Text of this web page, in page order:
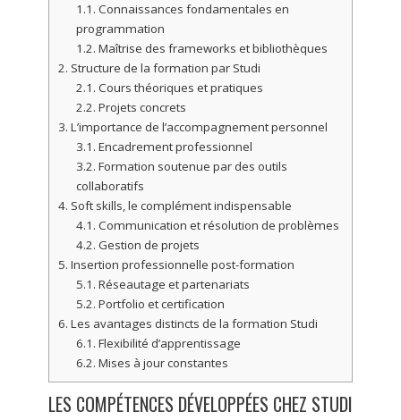
1.1. Connaissances fondamentales en
programmation
1.2. Maîtrise des frameworks et bibliothèques
2. Structure de la formation par Studi
2.1. Cours théoriques et pratiques
2.2. Projets concrets
3. L’importance de l’accompagnement personnel
3.1. Encadrement professionnel
3.2. Formation soutenue par des outils
collaboratifs
4. Soft skills, le complément indispensable
4.1. Communication et résolution de problèmes
4.2. Gestion de projets
5. Insertion professionnelle post-formation
5.1. Réseautage et partenariats
5.2. Portfolio et certification
6. Les avantages distincts de la formation Studi
6.1. Flexibilité d’apprentissage
6.2. Mises à jour constantes
LES COMPÉTENCES DÉVELOPPÉES CHEZ STUDI